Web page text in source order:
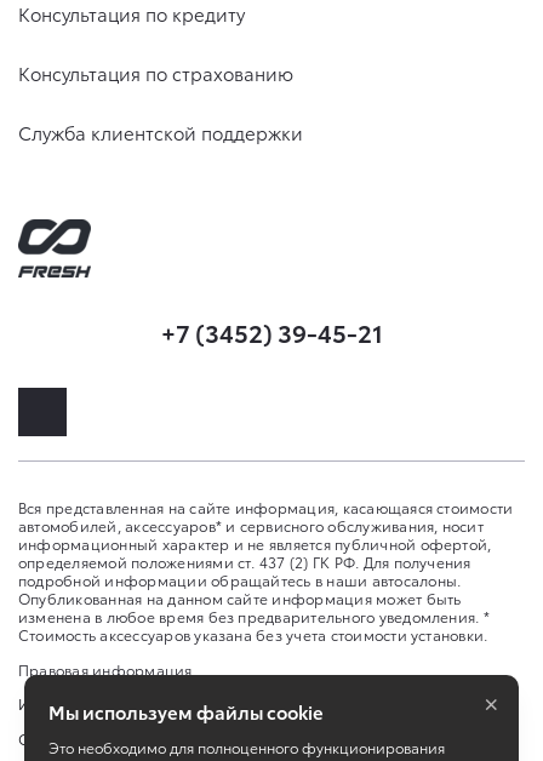
Консультация по кредиту
Консультация по страхованию
Служба клиентской поддержки
+7 (3452) 39-45-21
Вся представленная на сайте информация, касающаяся стоимости
автомобилей, аксессуаров* и сервисного обслуживания, носит
информационный характер и не является публичной офертой,
определяемой положениями ст. 437 (2) ГК РФ. Для получения
подробной информации обращайтесь в наши автосалоны.
Опубликованная на данном сайте информация может быть
изменена в любое время без предварительного уведомления. *
Стоимость аксессуаров указана без учета стоимости установки.
Правовая информация
Изменить настройку cookies
Сбросить cookie
Мы используем файлы cookie
Это необходимо для полноценного функционирования
×